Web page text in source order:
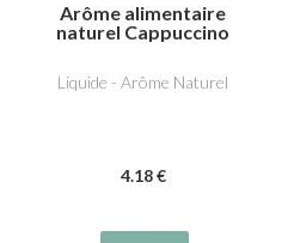
Arôme alimentaire
naturel Cappuccino
Liquide - Arôme Naturel
4.18 €